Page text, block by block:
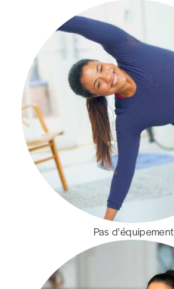
Pas d'équipement